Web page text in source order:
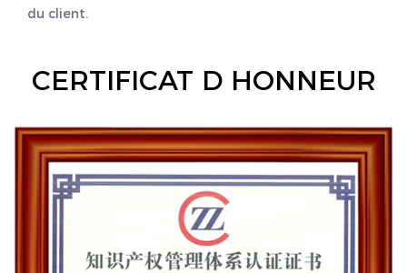
du client.
CERTIFICAT D HONNEUR